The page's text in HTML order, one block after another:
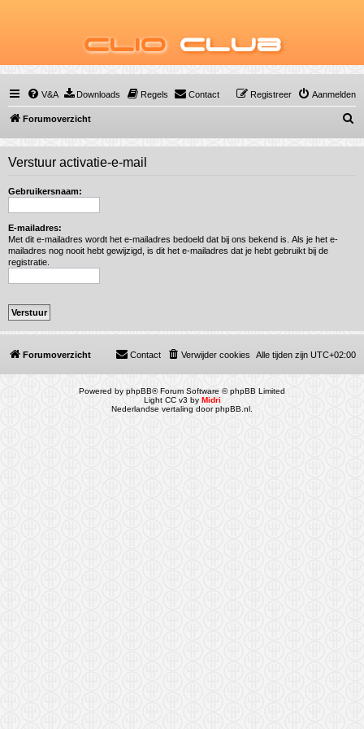
Clio Club
V&A Downloads Regels Contact Aanmelden
Registreer
Forumoverzicht
o
Verstuur activatie-e-mail
Gebruikersnaam:
E-mailadres:
Met dit e-mailadres wordt het e-mailadres bedoeld dat bij ons bekend is. Als je het e-
mailadres nog nooit hebt gewijzigd, is dit het e-mailadres dat je hebt gebruikt bij de
registratie.
Forumoverzicht Alle tijden zijn UTC+02:00
Verwijder cookies
Contact
Powered by phpBB® Forum Software © phpBB Limited
Light CC v3 by Midri
Nederlandse vertaling doorphpBB.nl